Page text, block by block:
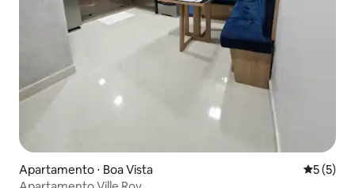
Apartamento ⋅ Boa Vista 5 de
5 (5)